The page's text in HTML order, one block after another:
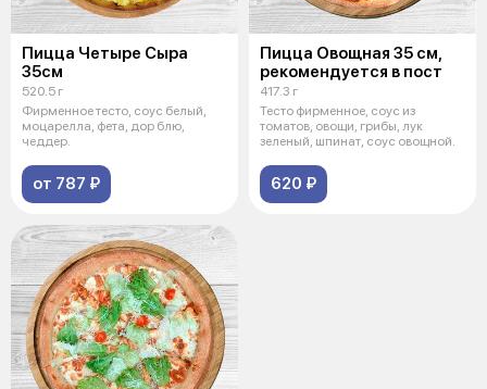
Пицца Четыре Сыра
35см
520.5 г
Фирменное тесто, соус белый,
моцарелла, фета, дор блю,
чеддер.
от 787 ₽
Пицца Овощная 35 см,
рекомендуется в пост
417.3 г
Тесто фирменное, соус из
томатов, овощи, грибы, лук
зеленый, шпинат, соус овощной.
620 ₽